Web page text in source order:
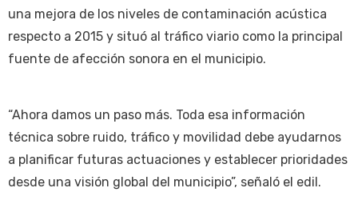
una mejora de los niveles de contaminación acústica
respecto a 2015 y situó al tráfico viario como la principal
fuente de afección sonora en el municipio.
“Ahora damos un paso más. Toda esa información
técnica sobre ruido, tráfico y movilidad debe ayudarnos
a planificar futuras actuaciones y establecer prioridades
desde una visión global del municipio”, señaló el edil.